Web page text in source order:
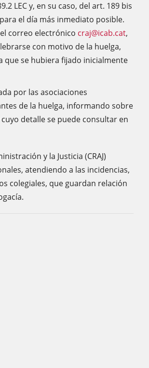
LEC y, en su caso, del art. 189 bis
el día más inmediato posible.
correo electrónico craj@icab.cat,
con motivo de la huelga,
que se hubiera fijado inicialmente
por las asociaciones
de la huelga, informando sobre
detalle se puede consultar en
y la Justicia (CRAJ)
atendiendo a las incidencias,
colegiales, que guardan relación